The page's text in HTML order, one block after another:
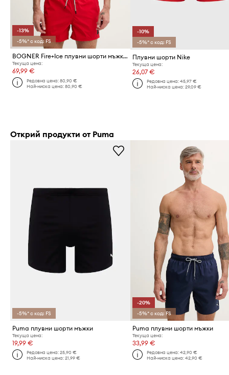
-13%
-5%* с код: FS
BOGNER Fire+Ice плувни шорти мъжки NELSON2
Текуща цена:
69,99 €
Редовна цена:80,90 €
Най-ниска цена:80,90 €
-10%
-5%* с код: FS
Плувни шорти Nike
Текуща цена:
26,07 €
Редовна цена: 45,97 €
Най-ниска цена: 29,09 €
Открий продукти от Puma
-5%* с код: FS
Puma плувни шорти мъжки
Текуща цена:
19,99 €
Редовна цена:25,90 €
Най-ниска цена:21,99 €
-20%
-5%* с код: FS
Puma плувни шорти мъжки
Текуща цена:
33,99 €
Редовна цена: 42,90 €
Най-ниска цена: 42,90 €